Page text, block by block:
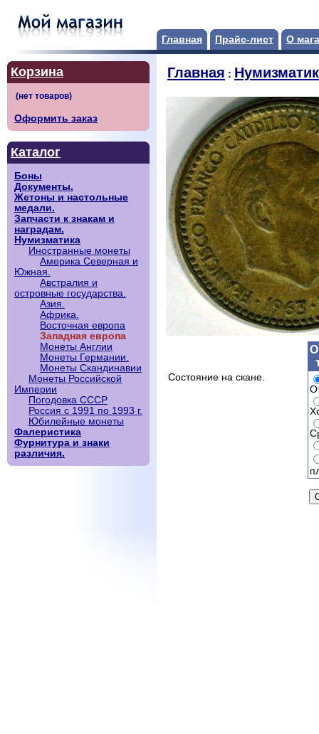
Главная Прайс-лист О
Корзина
Оформить заказ
Каталог
Боны
Документы.
Жетоны и настольные
медали.
Запчасти к знакам и
наградам.
Нумизматика
Иностранные монеты
Америка Северная и
Южная.
Австралия и
островные государства.
Азия.
Африка.
Восточная европа
Западная европа
Монеты Англии
Монеты Германии.
Монеты Скандинавии
Монеты Российской
Империи
Погодовка СССР
Россия с 1991 по 1993 г.
Юбилейные монеты
Фалеристика
Фурнитура и знаки
различия.
Главная :
Состояние на скане.